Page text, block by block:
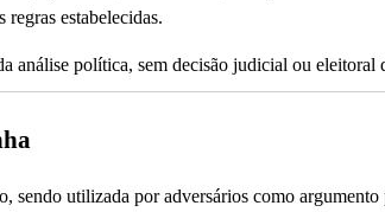
estabelecidas.
análise política, sem decisão judicial ou eleitoral
utilizada por adversários como argumento